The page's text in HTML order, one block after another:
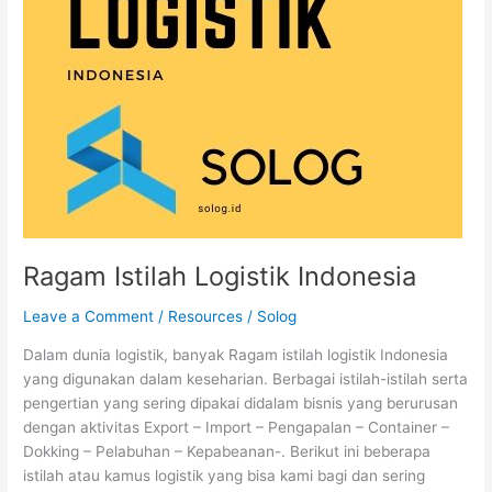
Ragam Istilah Logistik Indonesia
Leave a Comment / Resources / Solog
Dalam dunia logistik, banyak Ragam istilah logistik Indonesia
yang digunakan dalam keseharian. Berbagai istilah-istilah serta
pengertian yang sering dipakai didalam bisnis yang berurusan
dengan aktivitas Export – Import – Pengapalan – Container –
Dokking – Pelabuhan – Kepabeanan-. Berikut ini beberapa
istilah atau kamus logistik yang bisa kami bagi dan sering